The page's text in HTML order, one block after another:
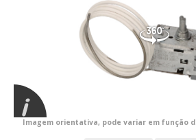
Imagem orientativa, pode variar em função